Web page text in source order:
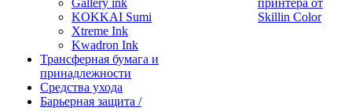
Gallery ink
KOKKAI Sumi
Xtreme Ink
Kwadron Ink
Трансферная бумага и
принадлежности
Средства ухода
Барьерная защита /
принтера от
Skillin Color